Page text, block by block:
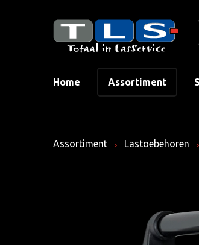
Home Assortiment
Assortiment Lastoebehoren